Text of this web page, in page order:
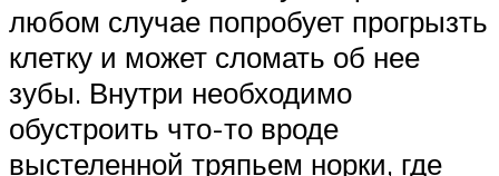
любом случае попробует прогрызть
клетку и может сломать об нее
зубы. Внутри необходимо
обустроить что-то вроде
выстеленной тряпьем норки, где